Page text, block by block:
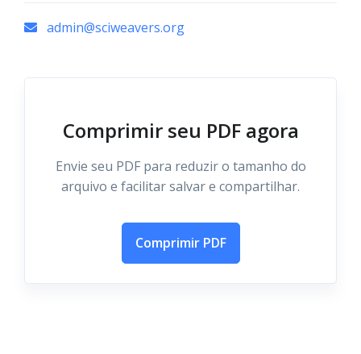
admin@sciweavers.org
Comprimir seu PDF agora
Envie seu PDF para reduzir o tamanho do
arquivo e facilitar salvar e compartilhar.
Comprimir PDF